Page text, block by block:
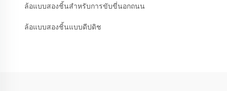
ล้อแบบสองชิ้นสำหรับการขับขี่นอกถนน
ล้อแบบสองชิ้นแบบดีปดิช